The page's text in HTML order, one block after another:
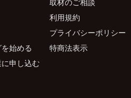
始める
申し込む
利用規約
プライバシーポリシー
特商法表示